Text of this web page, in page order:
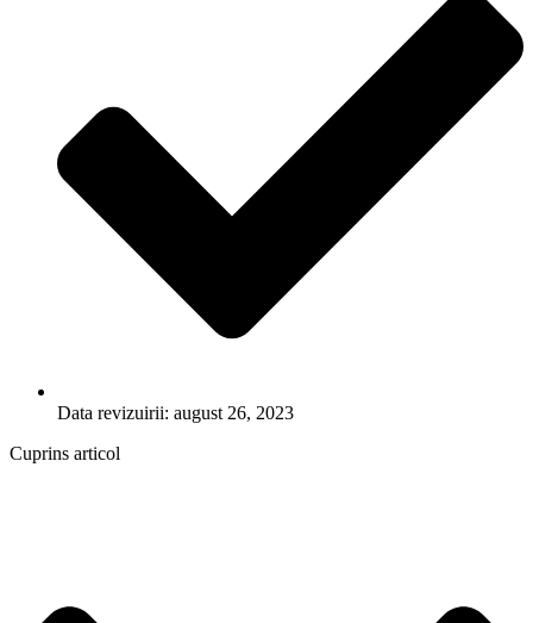
Data revizuirii: august 26, 2023
Cuprins articol